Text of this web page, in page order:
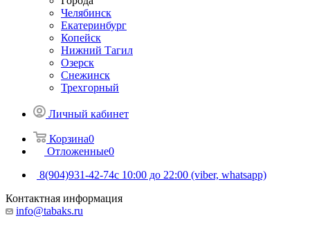
Челябинск
Екатеринбург
Копейск
Нижний Тагил
Озерск
Снежинск
Трехгорный
Личный кабинет
Корзина0
Отложенные0
8(904)931-42-74с 10:00 до 22:00 (viber, whatsapp)
Контактная информация
info@tabaks.ru